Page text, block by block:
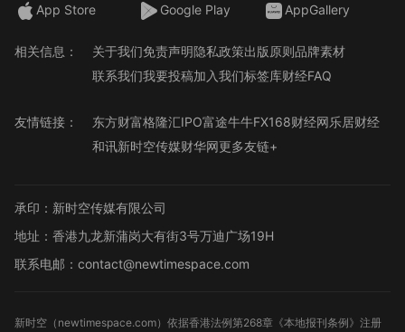
App Store Google Play AppGallery
相关信息： 关于我们免责声明隐私政策出版原则品牌素材
联系我们我要投稿加入我们标签库财经FAQ
友情链接： 东方财富格隆汇IPO富途牛牛FX168财经网乐居财经
和讯新时空传媒财华网更多友链+
承印：新时空传媒有限公司
地址：香港九龙新蒲岗大有街3号万迪广场19H
联系电邮：contact@newtimespace.com
新时空（ newtimespace.com）依据香港法例第268章《本地报刊条例》注册